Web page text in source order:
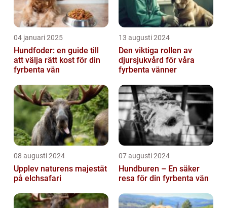
04 januari 2025
Hundfoder: en guide till
att välja rätt kost för din
fyrbenta vän
13 augusti 2024
Den viktiga rollen av
djursjukvård för våra
fyrbenta vänner
08 augusti 2024
Upplev naturens majestät
på elchsafari
07 augusti 2024
Hundburen – En säker
resa för din fyrbenta vän